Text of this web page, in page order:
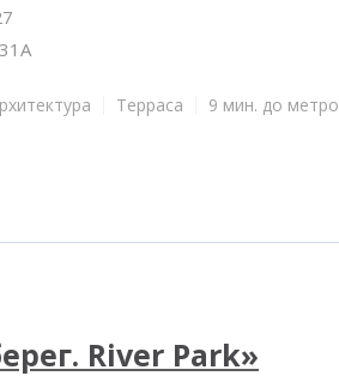
Терраса 9 мин. до метро
River Park»